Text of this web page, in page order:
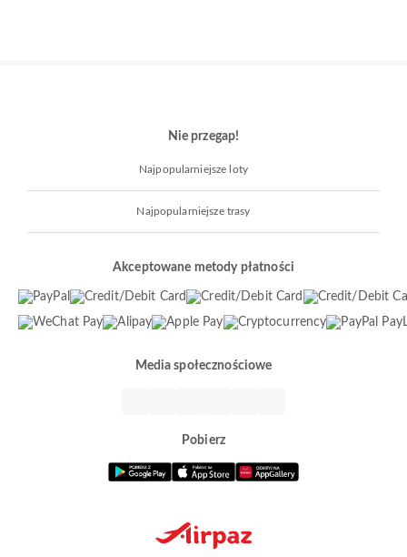
Nie przegap!
Najpopularniejsze loty
Najpopularniejsze trasy
Akceptowane metody płatności
Media społecznościowe
Pobierz